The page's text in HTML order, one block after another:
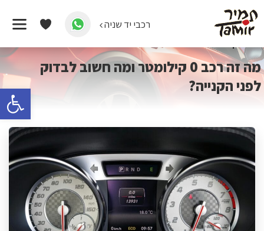
רכבי יד שניה
דף הבית/כל המאמרים
מה זה רכב 0 קילומטר ומה חשוב לבדוק
מה זה רכב 0 קילומטר ומה חשוב לבדוק
לפני הקנייה?